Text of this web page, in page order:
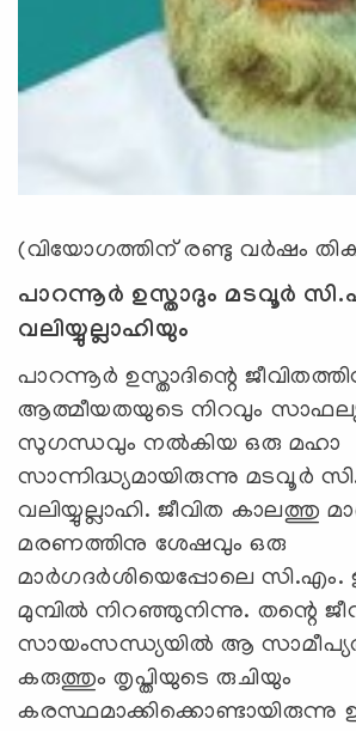
(വിയോഗത്തിന് രണ്ടു വര്‍ഷം
പാറന്നൂര്‍ ഉസ്താദും മടവൂര്‍
വലിയ്യുല്ലാഹിയും
പാറന്നൂര്‍ ഉസ്താദിന്റെ
ആത്മീയതയുടെ നിറവും
സുഗന്ധവും നല്‍കിയ ഒരു മഹാ
സാന്നിദ്ധ്യമായിരുന്നു മടവൂര്‍
വലിയ്യുല്ലാഹി. ജീവിത കാലത്തു
മരണത്തിനു ശേഷവും ഒരു
മാര്‍ഗദര്‍ശിയെപ്പോലെ സി.എം.
മുമ്പില്‍ നിറഞ്ഞുനിന്നു. തന്റെ
സായംസന്ധ്യയില്‍ ആ
കരുത്തും തൃപ്തിയുടെ രുചിയും
കരസ്ഥമാക്കിക്കൊണ്ടായിരുന്നു